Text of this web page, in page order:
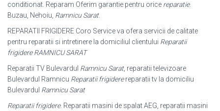
conditionat. Reparam Oferim garantie pentru orice reparatie.
Buzau, Nehoiu, Ramnicu Sarat.
REPARATII FRIGIDERE Coro Service va ofera servicii de calitate
pentru reparatii si intretinere la domiciliul clientului Reparatii
frigidere RAMNICU SARAT
Reparatii TV Bulevardul Ramnicu Sarat, reparatii televizoare
Bulevardul Ramnicu Reparatii frigiderereparatii tv la domiciliu
Bulevardul Ramnicu Sarat
Reparatii frigidere. Reparatii masini de spalat AEG, reparatii masini